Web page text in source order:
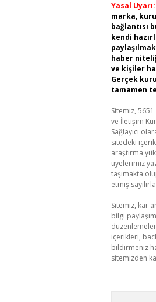
Yasal Uyarı:
marka,
bağlantısı
kendi
haber
ve kişiler
Gerçek
tamamen
Sitemiz,
ve İletişim
Sağlayıcı
sitedeki
araştırma
üyelerimiz
taşımakta
etmiş
Sitemiz, kar
bilgi
içerikleri,
bildirmeniz
sitemizden